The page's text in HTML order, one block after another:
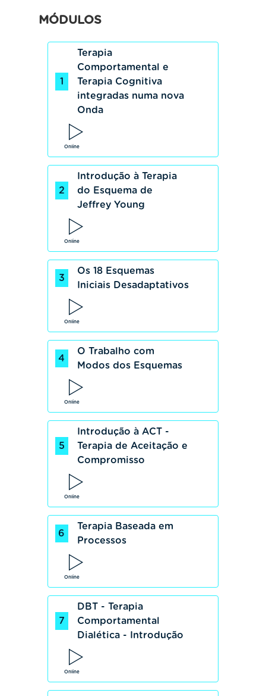
MÓDULOS
1
Terapia
Comportamental e
Terapia Cognitiva
integradas numa nova
Onda
Online
2
Introdução à Terapia
do Esquema de
Jeffrey Young
Online
3
Os 18 Esquemas
Iniciais Desadaptativos
Online
4
O Trabalho com
Modos dos Esquemas
Online
5
Introdução à ACT -
Terapia de Aceitação e
Compromisso
Online
6
Terapia Baseada em
Processos
Online
7
DBT - Terapia
Comportamental
Dialética - Introdução
Online